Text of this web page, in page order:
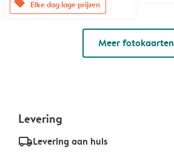
offers Elke dag lage prijzen
Meer fotokaarten
Levering
delivery_standard_v2Levering aan huis